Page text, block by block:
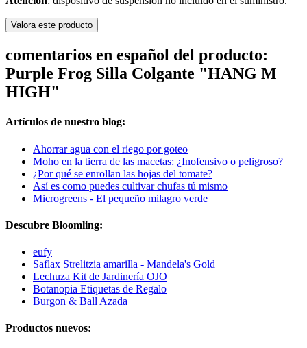
Valora este producto
comentarios en español del producto:
Purple Frog Silla Colgante "HANG M
HIGH"
Artículos de nuestro blog:
Ahorrar agua con el riego por goteo
Moho en la tierra de las macetas: ¿Inofensivo o peligroso?
¿Por qué se enrollan las hojas del tomate?
Así es como puedes cultivar chufas tú mismo
Microgreens - El pequeño milagro verde
Descubre Bloomling:
eufy
Saflax Strelitzia amarilla - Mandela's Gold
Lechuza Kit de Jardinería OJO
Botanopia Etiquetas de Regalo
Burgon & Ball Azada
Productos nuevos: